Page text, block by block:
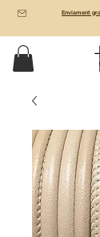
Enviament